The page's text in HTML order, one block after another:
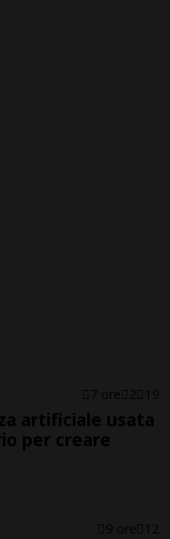
7 ore 2 19
artificiale usata
per creare
9 ore 12